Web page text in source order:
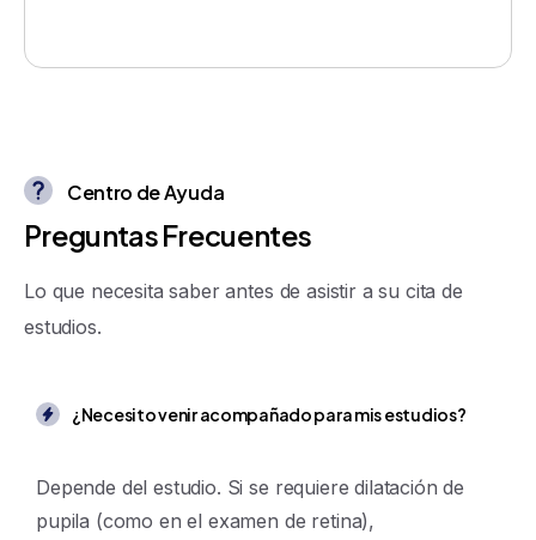
Centro de Ayuda
PreguntasFrecuentes
Lo que necesita saber antes de asistir a su cita de
estudios.
¿Necesito venir acompañado para mis estudios?
Depende del estudio. Si se requiere dilatación de
pupila (como en el examen de retina),